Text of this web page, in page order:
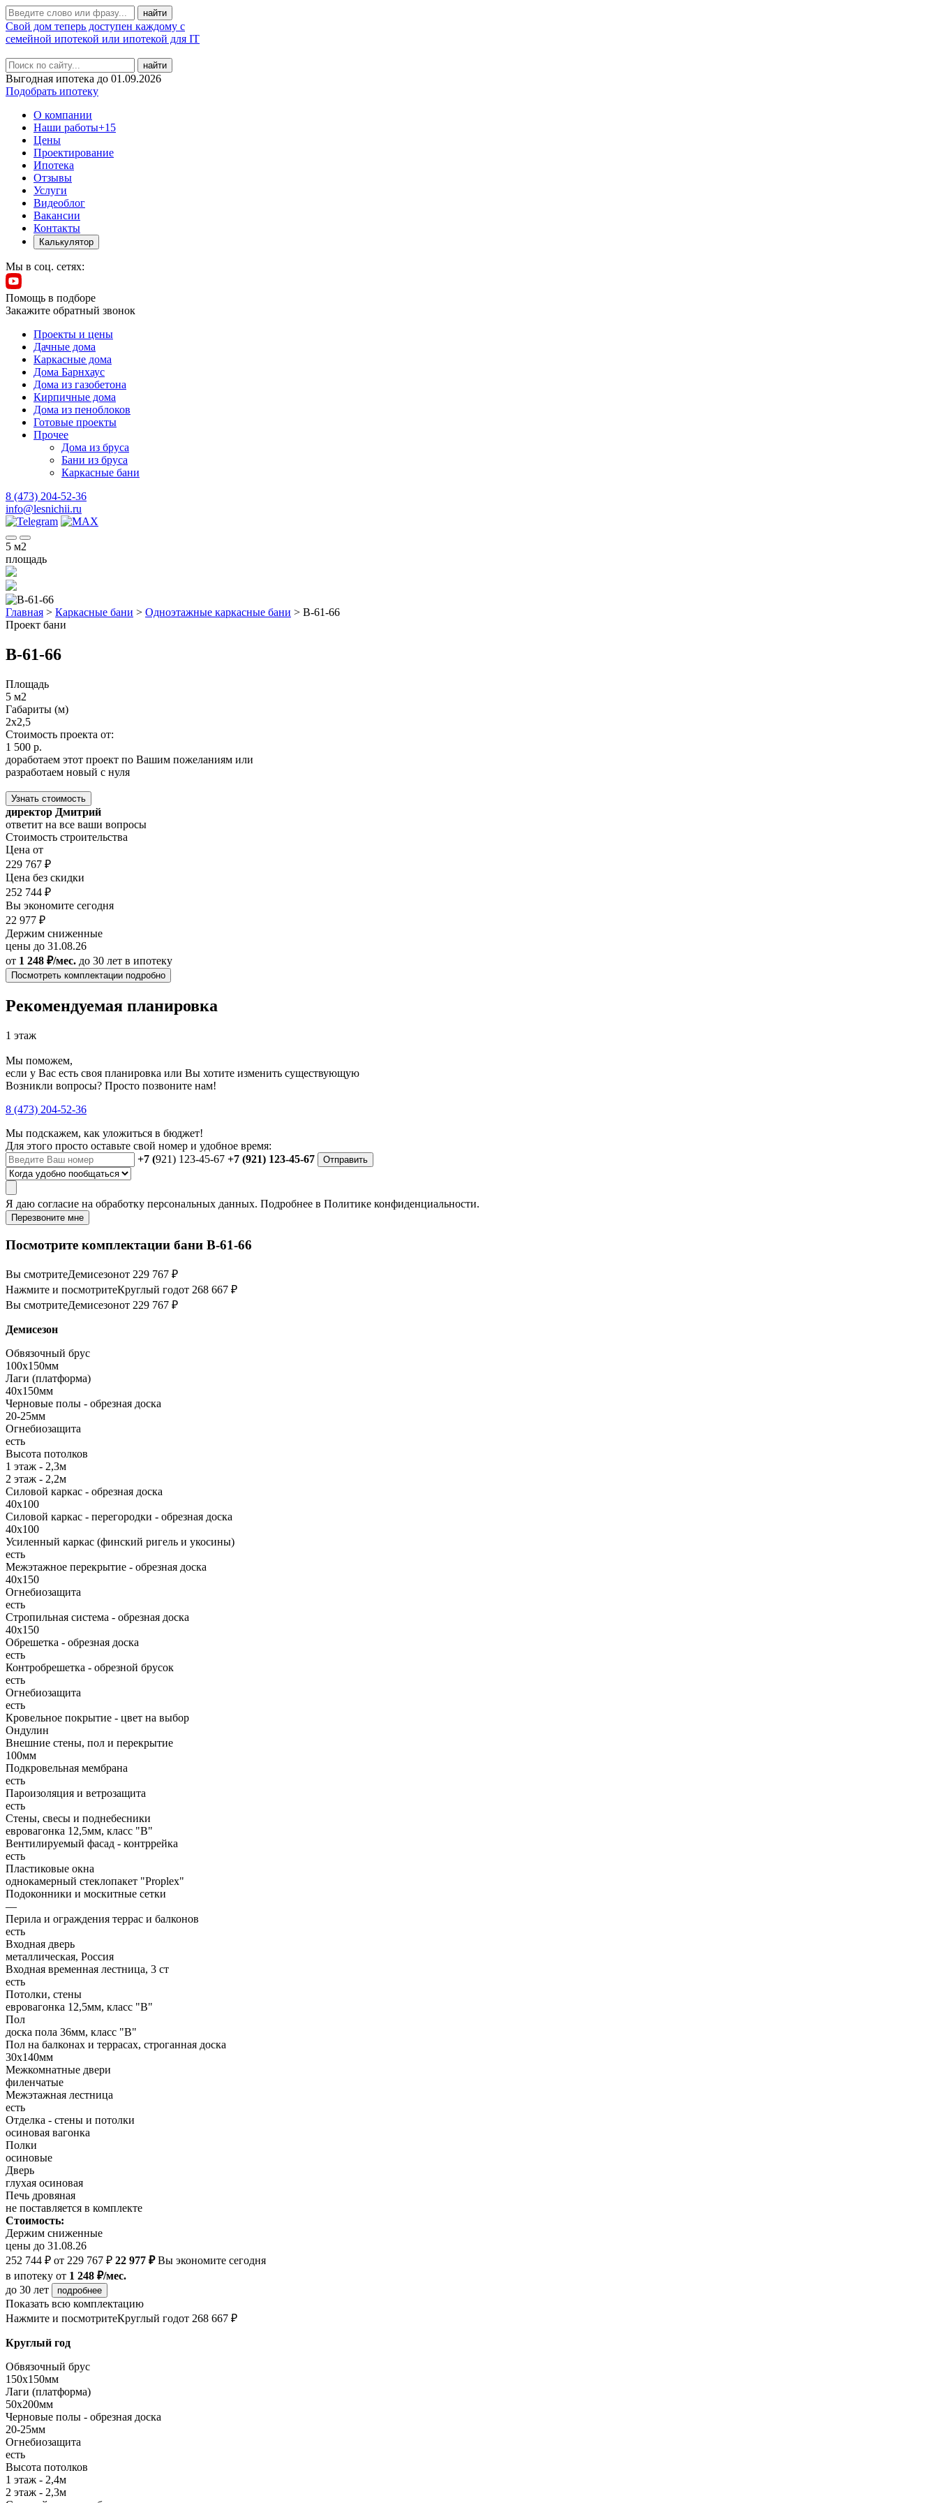
Свой дом теперь доступен каждому с
семейной ипотекой или ипотекой для IT
найти
Выгодная ипотека до 01.09.2026
Подобрать ипотеку
О компании
Наши работы+15
Цены
Проектирование
Ипотека
Отзывы
Услуги
Видеоблог
Вакансии
Контакты
Калькулятор
Мы в соц. сетях:
Помощь в подборе
Закажите обратный звонок
Проекты и цены
Дачные дома
Каркасные дома
Дома Барнхаус
Дома из газобетона
Кирпичные дома
Дома из пеноблоков
Готовые проекты
Прочее
Дома из бруса
Бани из бруса
Каркасные бани
8 (473) 204-52-36
info@lesnichii.ru
5 м2
площадь
Главная > Каркасные бани > Одноэтажные каркасные бани > B-61-66
Проект бани
B-61-66
Площадь
5 м2
Габариты (м)
2x2,5
Стоимость проекта от:
1 500 р.
доработаем этот проект по Вашим пожеланиям или
разработаем новый с нуля
Узнать стоимость
директор Дмитрий
ответит на все ваши вопросы
Стоимость строительства
Цена от
229 767 ₽
Цена без скидки
252 744 ₽
Вы экономите сегодня
22 977 ₽
Держим сниженные
цены до 31.08.26
от 1 248 ₽/мес. до 30 лет в ипотеку
Посмотреть комплектации подробно
Рекомендуемая планировка
1 этаж
Мы поможем,
если у Вас есть своя планировка или Вы хотите изменить существующую
Возникли вопросы? Просто позвоните нам!
8 (473) 204-52-36
Мы подскажем, как уложиться в бюджет!
Для этого просто оставьте свой номер и удобное время:
+7 (921) 123-45-67 +7 (921) 123-45-67 Отправить
Я даю согласие на обработку персональных данных. Подробнее в Политике конфиденциальности.
Перезвоните мне
Посмотрите комплектации бани B-61-66
Вы смотритеДемисезонот 229 767 ₽
Нажмите и посмотритеКруглый годот 268 667 ₽
Вы смотритеДемисезонот 229 767 ₽
Демисезон
Обвязочный брус
100х150мм
Лаги (платформа)
40х150мм
Черновые полы - обрезная доска
20-25мм
Огнебиозащита
есть
Высота потолков
1 этаж - 2,3м
2 этаж - 2,2м
Силовой каркас - обрезная доска
40х100
Силовой каркас - перегородки - обрезная доска
40х100
Усиленный каркас (финский ригель и укосины)
есть
Межэтажное перекрытие - обрезная доска
40х150
Огнебиозащита
есть
Стропильная система - обрезная доска
40х150
Обрешетка - обрезная доска
есть
Контробрешетка - обрезной брусок
есть
Огнебиозащита
есть
Кровельное покрытие - цвет на выбор
Ондулин
Внешние стены, пол и перекрытие
100мм
Подкровельная мембрана
есть
Пароизоляция и ветрозащита
есть
Стены, свесы и поднебесники
евровагонка 12,5мм, класс "В"
Вентилируемый фасад - контррейка
есть
Пластиковые окна
однокамерный стеклопакет "Proplex"
Подоконники и москитные сетки
—
Перила и ограждения террас и балконов
есть
Входная дверь
металлическая, Россия
Входная временная лестница, 3 ст
есть
Потолки, стены
евровагонка 12,5мм, класс "В"
Пол
доска пола 36мм, класс "B"
Пол на балконах и террасах, строганная доска
30х140мм
Межкомнатные двери
филенчатые
Межэтажная лестница
есть
Отделка - стены и потолки
осиновая вагонка
Полки
осиновые
Дверь
глухая осиновая
Печь дровяная
не поставляется в комплекте
Стоимость:
Держим сниженные
цены до 31.08.26
252 744 ₽ от 229 767 ₽ 22 977 ₽Вы экономите сегодня
в ипотеку от 1 248 ₽/мес.
до 30 лет
подробнее
Показать всю комплектацию
Нажмите и посмотритеКруглый годот 268 667 ₽
Круглый год
Обвязочный брус
150х150мм
Лаги (платформа)
50х200мм
Черновые полы - обрезная доска
20-25мм
Огнебиозащита
есть
Высота потолков
1 этаж - 2,4м
2 этаж - 2,3м